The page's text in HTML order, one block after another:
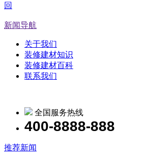
回
新闻导航
关于我们
装修建材知识
装修建材百科
联系我们
全国服务热线
400-8888-888
推荐新闻